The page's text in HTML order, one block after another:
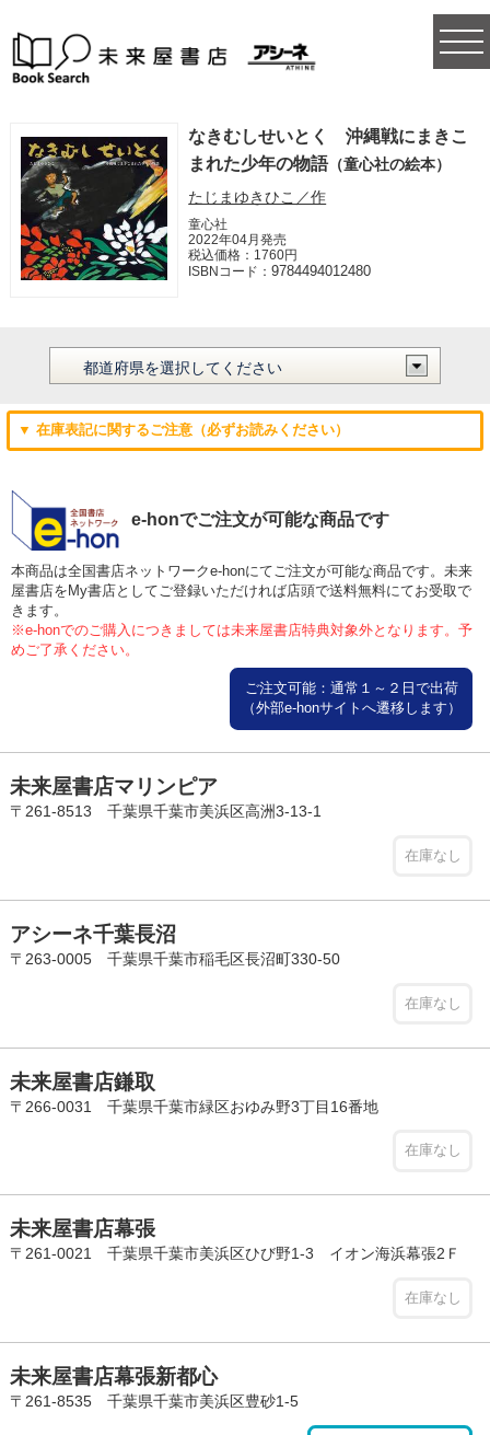
なきむしせいとく 沖縄戦にまきこ
まれた少年の物語（童心社の絵本）
たじまゆきひこ／作
童心社
2022年04月発売
税込価格：1760円
ISBNコード：9784494012480
▼ 在庫表記に関するご注意（必ずお読みください）
e-honでご注文が可能な商品です
本商品は全国書店ネットワークe-honにてご注文が可能な商品です。未来
屋書店をMy書店としてご登録いただければ店頭で送料無料にてお受取で
きます。
※e-honでのご購入につきましては未来屋書店特典対象外となります。予
めご了承ください。
ご注文可能：通常１～２日で出荷
（外部e-honサイトへ遷移します）
未来屋書店マリンピア
〒261-8513 千葉県千葉市美浜区高洲3-13-1
在庫なし
アシーネ千葉長沼
〒263-0005 千葉県千葉市稲毛区長沼町330-50
在庫なし
未来屋書店鎌取
〒266-0031 千葉県千葉市緑区おゆみ野3丁目16番地
在庫なし
未来屋書店幕張
〒261-0021 千葉県千葉市美浜区ひび野1-3 イオン海浜幕張2Ｆ
在庫なし
未来屋書店幕張新都心
〒261-8535 千葉県千葉市美浜区豊砂1-5